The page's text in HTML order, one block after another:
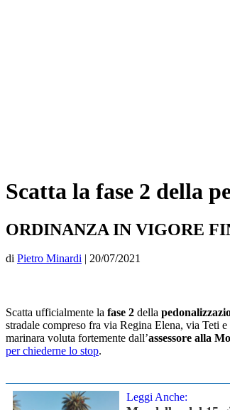
Scatta la fase 2 della
ORDINANZA IN VIGORE
di Pietro Minardi | 20/07/2021
Scatta ufficialmente la fase 2 della
stradale compreso fra via Regina Elena, via Teti
marinara voluta fortemente dall’assessore alla
per chiederne lo stop.
Leggi Anche: